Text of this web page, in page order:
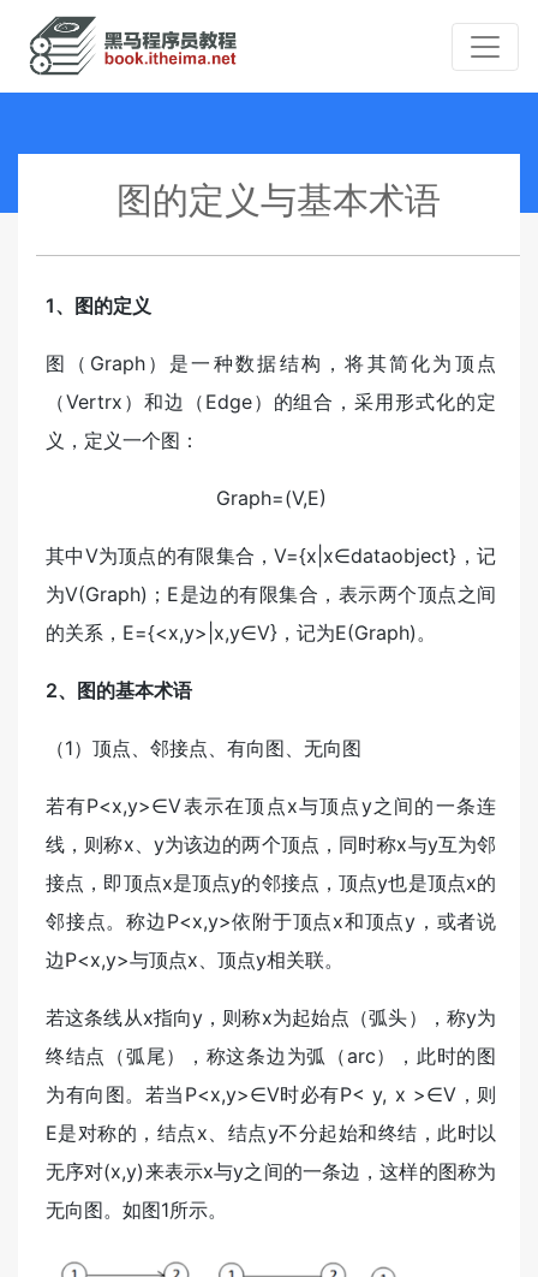
图的定义与基本术语
1、图的定义
图（Graph）是一种数据结构，将其简化为顶点
（Vertrx）和边（Edge）的组合，采用形式化的定
义，定义一个图：
Graph=(V,E)
其中V为顶点的有限集合，V={x|x∈dataobject}，记
为V(Graph)；E是边的有限集合，表示两个顶点之间
的关系，E={<x,y>|x,y∈V}，记为E(Graph)。
2、图的基本术语
（1）顶点、邻接点、有向图、无向图
若有P<x,y>∈V表示在顶点x与顶点y之间的一条连
线，则称x、y为该边的两个顶点，同时称x与y互为邻
接点，即顶点x是顶点y的邻接点，顶点y也是顶点x的
邻接点。称边P<x,y>依附于顶点x和顶点y，或者说
边P<x,y>与顶点x、顶点y相关联。
若这条线从x指向y，则称x为起始点（弧头），称y为
终结点（弧尾），称这条边为弧（arc），此时的图
为有向图。若当P<x,y>∈V时必有P< y, x >∈V，则
E是对称的，结点x、结点y不分起始和终结，此时以
无序对(x,y)来表示x与y之间的一条边，这样的图称为
无向图。如图1所示。